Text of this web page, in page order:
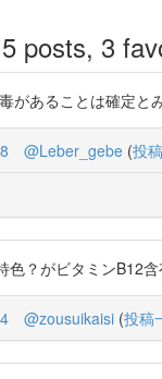
posts, 3
があることは確定と
@Leber_gebe (投
色？がビタミンB12
@zousuikaisi (投稿